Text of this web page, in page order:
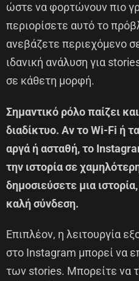
ώστε να φορτώνουν πιο
περιορίσετε αυτό το
ανεβάζετε περιεχόμενο
ιδανική ανάλυση για
σε κάθετη μορφή.
Σημαντικό ρόλο παίζει
διαδίκτυο. Αν το Wi-Fi ή
αργά ή ασταθή, το
την ιστορία σε
δημοσιεύσετε μια
καλή σύνδεση.
Επιπλέον, η λειτουργία
στο Instagram μπορεί να
των stories. Μπορείτε να